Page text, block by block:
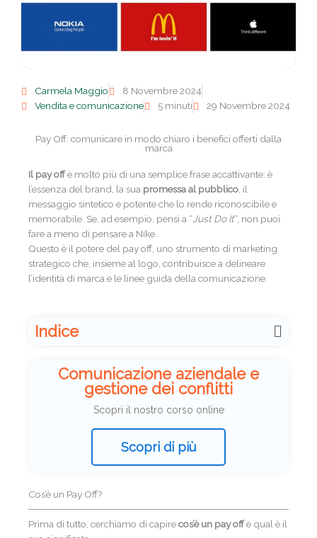
Carmela Maggio
8 Novembre 2024
Vendita e comunicazione
5 minuti 29 Novembre 2024
Pay Off: comunicare in modo chiaro i benefici offerti dalla
marca
Il pay offè molto più di una semplice frase accattivante: è
l’essenza del brand, la sua promessa al pubblico, il
messaggio sintetico e potente che lo rende riconoscibile e
memorabile. Se, ad esempio, pensi a “Just Do It“, non puoi
fare a meno di pensare a Nike.
Questo è il potere del pay off, uno strumento di marketing
strategico che, insieme al logo, contribuisce a delineare
l’identità di marca e le linee guida della comunicazione.
Indice
Comunicazione aziendale e
gestione dei conflitti
Scopri il nostro corso online
Scopri di più
Cos’è un Pay Off?
Prima di tutto, cerchiamo di capirecos’è un pay offe qual è il